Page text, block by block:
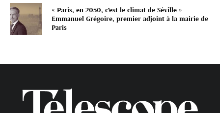
« Paris, en 2050, c’est le climat de Séville »
Emmanuel Grégoire, premier adjoint à la mairie de
Paris